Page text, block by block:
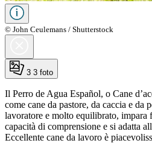
© John Ceulemans / Shutterstock
3 3 foto
Il Perro de Agua Español, o Cane
come cane da pastore, da caccia e da
lavoratore e molto equilibrato, impara
capacità di comprensione e si adatta
Eccellente cane da lavoro è